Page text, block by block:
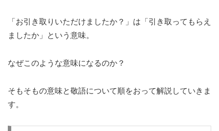
「お引き取りいただけましたか？」は「引き取ってもらえ
ましたか」という意味。
なぜこのような意味になるのか？
そもそもの意味と敬語について順をおって解説していきま
す。